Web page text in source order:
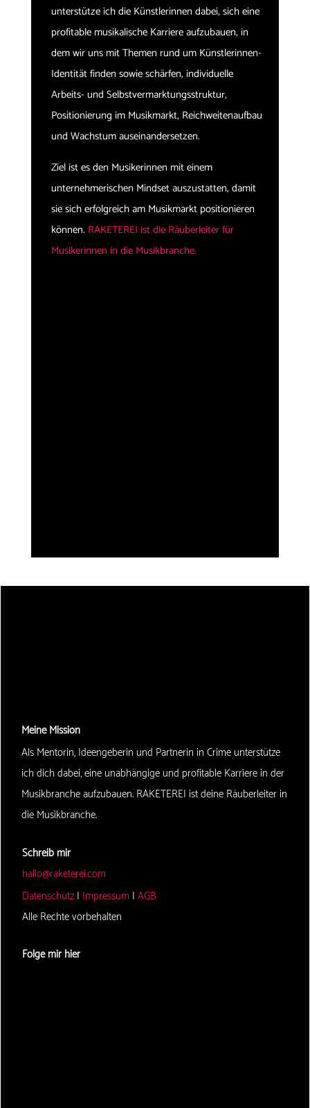
unterstütze ich die Künstlerinnen dabei, sich eine
profitable musikalische Karriere aufzubauen, in
dem wir uns mit Themen rund um Künstlerinnen-
Identität finden sowie schärfen, individuelle
Arbeits- und Selbstvermarktungsstruktur,
Positionierung im Musikmarkt, Reichweitenaufbau
und Wachstum auseinandersetzen.
Ziel ist es den Musikerinnen mit einem
unternehmerischen Mindset auszustatten, damit
sie sich erfolgreich am Musikmarkt positionieren
können. RAKETEREI ist die Räuberleiter für
Musikerinnen in die Musikbranche.
Meine Mission
Als Mentorin, Ideengeberin und Partnerin in Crime unterstütze
ich dich dabei, eine unabhängige und profitable Karriere in der
Musikbranche aufzubauen. RAKETEREI ist deine Räuberleiter in
die Musikbranche.
Schreib mir
hallo@raketerei.com
Datenschutz | Impressum | AGB
Alle Rechte vorbehalten
Folge mir hier